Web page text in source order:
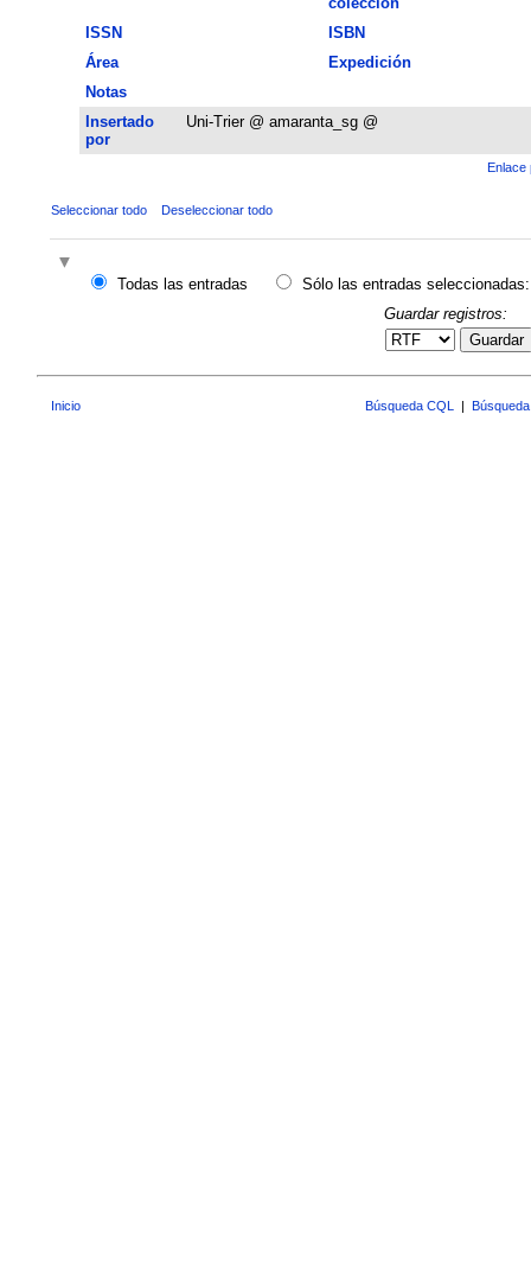
ISSN
ISBN
Área
Expedición
Notas
Insertado
por
Uni-Trier @ amaranta_sg @
Enlace
Seleccionar todo Deseleccionar todo
Todas las entradas
Sólo las entradas seleccionadas:
Guardar registros:
Guardar
Inicio Búsqueda CQL